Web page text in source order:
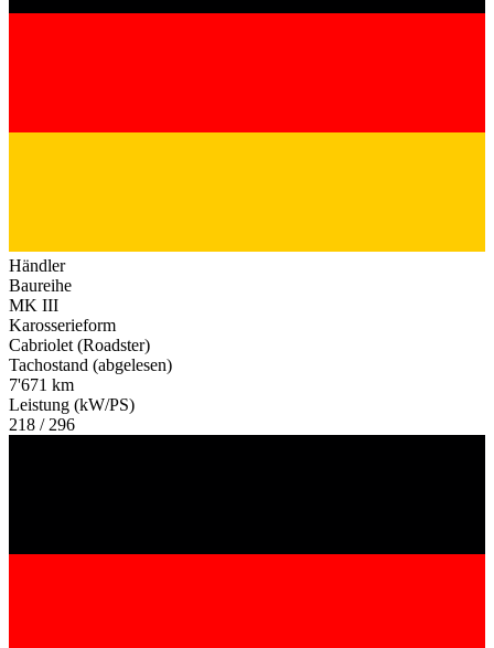
Händler
Baureihe
MK III
Karosserieform
Cabriolet (Roadster)
Tachostand (abgelesen)
7'671 km
Leistung (kW/PS)
218 / 296